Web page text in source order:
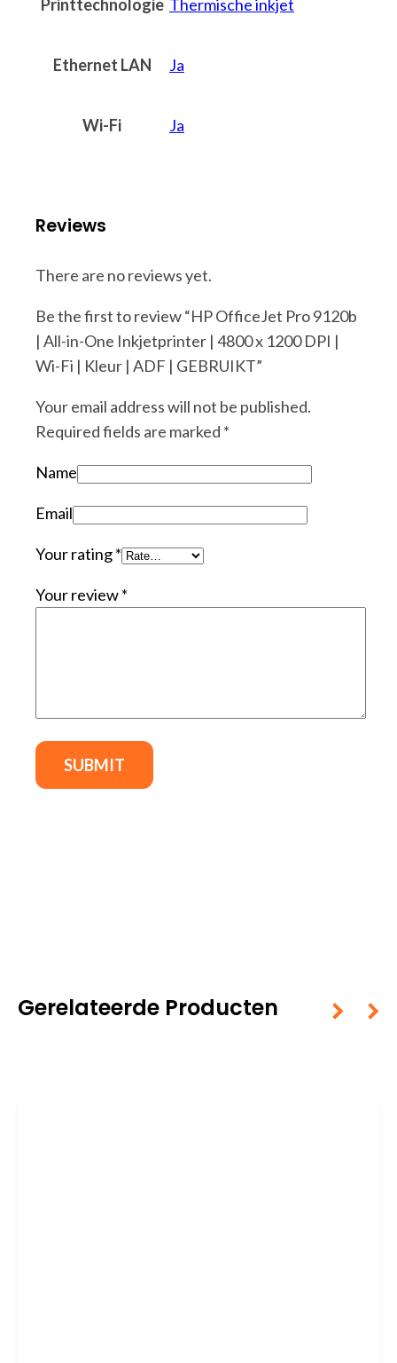
Printtechnologie Thermische inkjet
Ethernet LAN Ja
Wi-Fi Ja
Reviews
There are no reviews yet.
Be the first to review “HP OfficeJet Pro 9120b
| All-in-One Inkjetprinter | 4800 x 1200 DPI |
Wi-Fi | Kleur | ADF | GEBRUIKT”
Your email address will not be published.
Required fields are marked *
Name
Email
Your rating*
Your review*
Gerelateerde Producten